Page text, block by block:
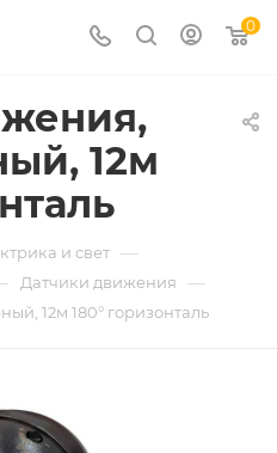
0
12м
и свет —
Датчики движения —
12м 180° горизонталь